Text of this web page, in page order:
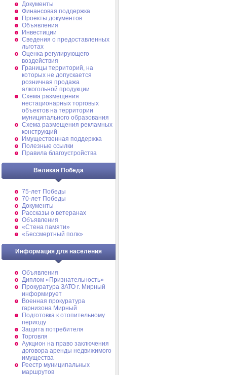
Документы
Финансовая поддержка
Проекты документов
Объявления
Инвестиции
Сведения о предоставленных
льготах
Оценка регулирующего
воздействия
Границы территорий, на
которых не допускается
розничная продажа
алкогольной продукции
Схема размещения
нестационарных торговых
объектов на территории
муниципального образования
Схема размещения рекламных
конструкций
Имущественная поддержка
Полезные ссылки
Правила благоустройства
Великая Победа
75-лет Победы
70-лет Победы
Документы
Рассказы о ветеранах
Объявления
«Стена памяти»
«Бессмертный полк»
Информация для населения
Объявления
Диплом «Признательность»
Прокуратура ЗАТО г. Мирный
информирует
Военная прокуратура
гарнизона Мирный
Подготовка к отопительному
периоду
Защита потребителя
Торговля
Аукцион на право заключения
договора аренды недвижимого
имущества
Реестр муниципальных
маршрутов